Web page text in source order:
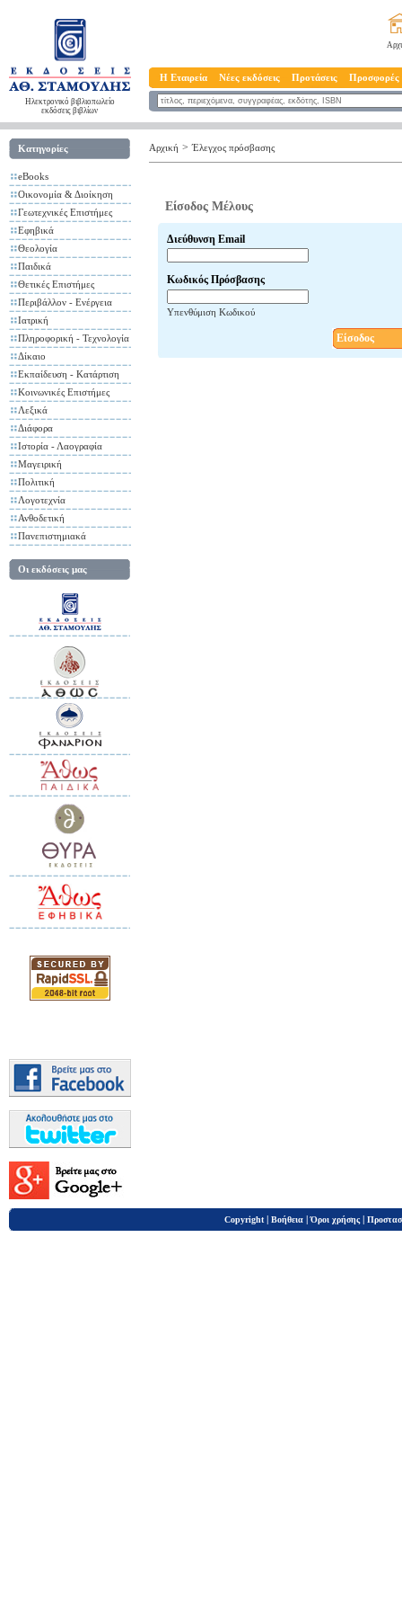
Ηλεκτρονικό βιβλιοπωλείο
εκδόσεις βιβλίων
Η Εταιρεία Νέες εκδόσεις Προτάσεις Προσφορές
Κατηγορίες
eBooks
Οικονομία & Διοίκηση
Γεωτεχνικές Επιστήμες
Εφηβικά
Θεολογία
Παιδικά
Θετικές Επιστήμες
Περιβάλλον - Ενέργεια
Ιατρική
Πληροφορική - Τεχνολογία
Δίκαιο
Εκπαίδευση - Κατάρτιση
Κοινωνικές Επιστήμες
Λεξικά
Διάφορα
Ιστορία - Λαογραφία
Μαγειρική
Πολιτική
Λογοτεχνία
Ανθοδετική
Πανεπιστημιακά
Οι εκδόσεις μας
Αρχική > Έλεγχος πρόσβασης
Είσοδος Μέλους
Διεύθυνση Email
Κωδικός Πρόσβασης
Υπενθύμιση Κωδικού
Είσοδος
Copyright | Βοήθεια |Όροι χρήσης |